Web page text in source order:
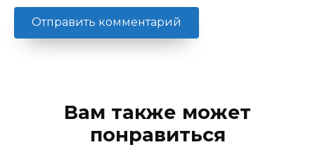
Вам также может
понравиться